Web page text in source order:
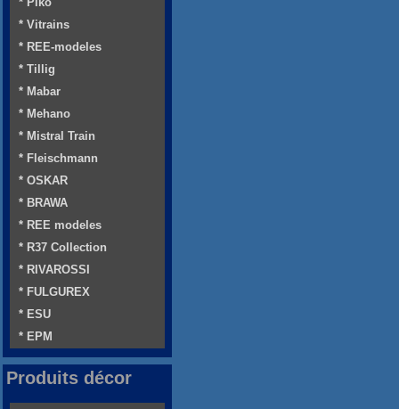
* Vitrains
* REE-modeles
* Tillig
* Mabar
* Mehano
* Mistral Train
* Fleischmann
* OSKAR
* BRAWA
* REE modeles
* R37 Collection
* RIVAROSSI
* FULGUREX
* ESU
* EPM
Produits décor